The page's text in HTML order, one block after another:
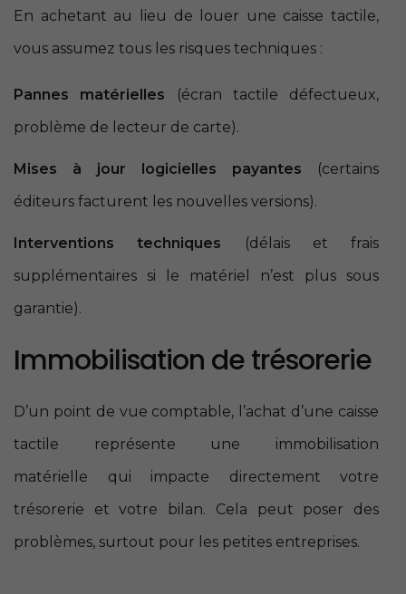
En achetant au lieu de louer une caisse tactile,
vous assumez tous les risques techniques :
Pannes matérielles (écran tactile défectueux,
problème de lecteur de carte).
Mises à jour logicielles payantes (certains
éditeurs facturent les nouvelles versions).
Interventions techniques (délais et frais
supplémentaires si le matériel n’est plus sous
garantie).
Immobilisation de trésorerie
D’un point de vue comptable, l’achat d’une caisse
tactile représente une immobilisation
matérielle qui impacte directement votre
trésorerie et votre bilan. Cela peut poser des
problèmes, surtout pour les petites entreprises.